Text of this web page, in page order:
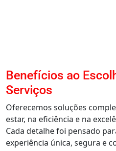
Benefícios ao
Serviços
Oferecemos soluções
estar, na eficiência e na
Cada detalhe foi pensado
experiência única, segura e